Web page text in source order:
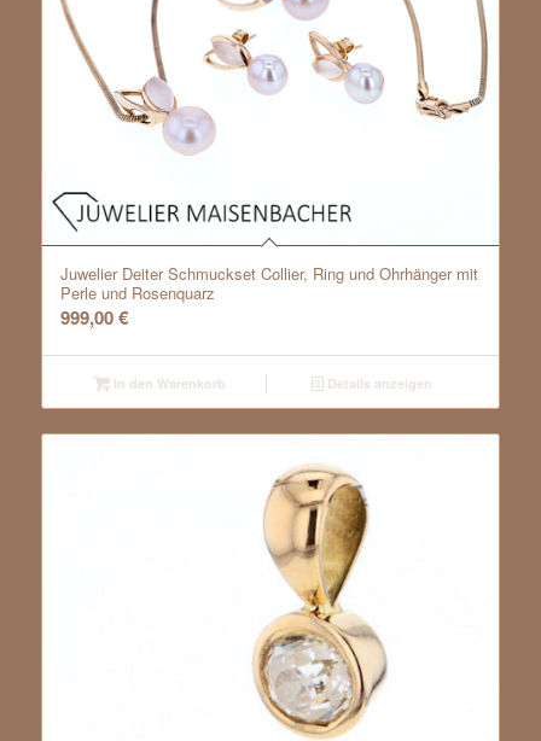
Juwelier Deiter Schmuckset Collier, Ring und Ohrhänger mit
Perle und Rosenquarz
999,00€
In den Warenkorb Details anzeigen